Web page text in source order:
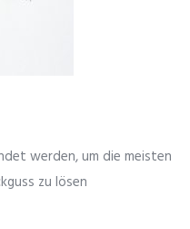
werden, um die meisten
zu lösen